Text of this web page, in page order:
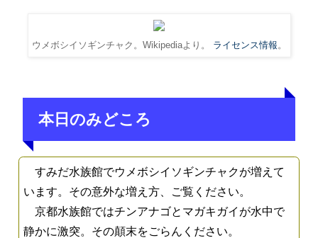
ウメボシイソギンチャク。Wikipediaより。 ライセンス情報 。
本日のみどころ
すみだ水族館でウメボシイソギンチャクが増えて
います。その意外な増え方、ご覧ください。
京都水族館ではチンアナゴとマガキガイが水中で
静かに激突。その顛末をごらんください。